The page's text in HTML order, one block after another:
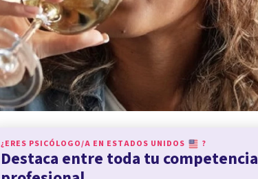
¿ERES PSICÓLOGO/A EN ESTADOS UNIDOS ?
Destaca entre toda tu competencia